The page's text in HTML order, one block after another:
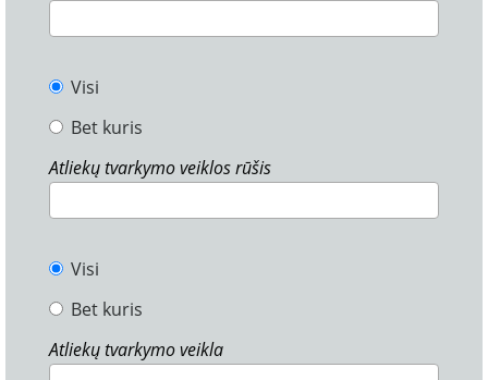
Visi
Bet kuris
Atliekų tvarkymo veiklos rūšis
Visi
Bet kuris
Atliekų tvarkymo veikla